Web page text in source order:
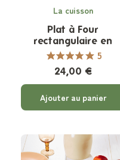
La cuisson
Plat à Four
rectangulaire en
Verre et son
couvercle - 0,8 litres -
2 coloris
5
24,00 €
Ajouter au panier